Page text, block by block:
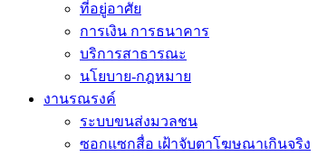
ที่อยู่อาศัย
การเงิน การธนาคาร
บริการสาธารณะ
นโยบาย-กฎหมาย
งานรณรงค์
ระบบขนส่งมวลชน
ซอกแซกสื่อ เฝ้าจับตาโฆษณาเกินจริง